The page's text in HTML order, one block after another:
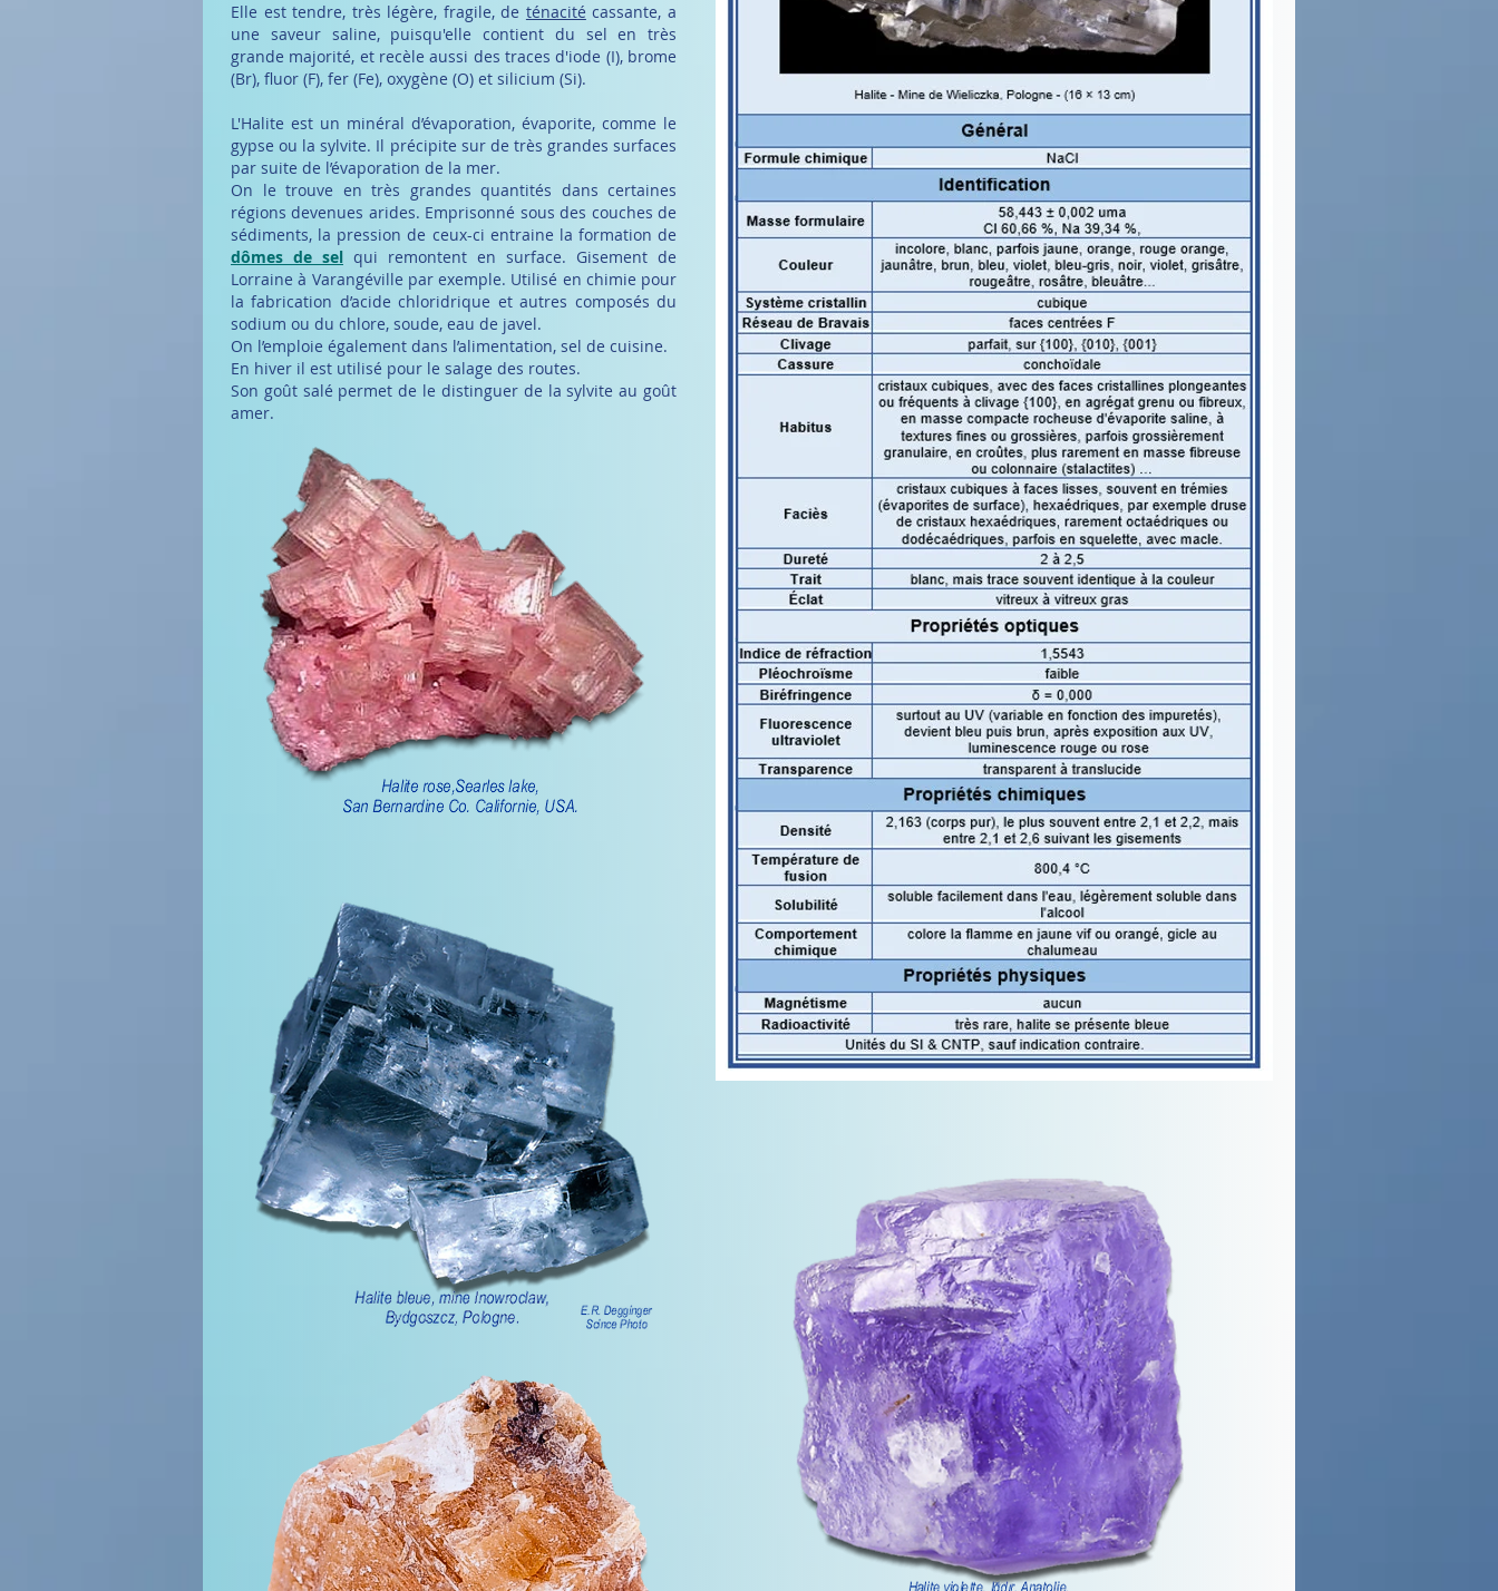
Elle est tendre, très légère, fragile, de ténacité cassante, a
une saveur saline, puisqu'elle contient du sel en très
grande majorité, et recèle aussi des traces d'iode (I), brome
(Br), fluor (F), fer (Fe), oxygène (O) et silicium (Si).
L'Halite est un minéral d’évaporation, évaporite, comme le
gypse ou la sylvite. Il précipite sur de très grandes surfaces
par suite de l’évaporation de la mer.
On le trouve en très grandes quantités dans certaines
régions devenues arides. Emprisonné sous des couches de
sédiments, la pression de ceux-ci entraine la formation de
dômes de sel qui remontent en surface. Gisement de
Lorraine à Varangéville par exemple. Utilisé en chimie pour
la fabrication d’acide chloridrique et autres composés du
sodium ou du chlore, soude, eau de javel.
On l’emploie également dans l’alimentation, sel de cuisine.
En hiver il est utilisé pour le salage des routes.
Son goût salé permet de le distinguer de la sylvite au goût
amer.